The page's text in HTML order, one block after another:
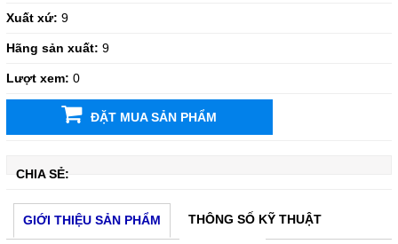
Xuất xứ: 9
Hãng sản xuất: 9
Lượt xem: 0
ĐẶT MUA SẢN PHẨM
CHIA SẺ:
GIỚI THIỆU SẢN PHẨM THÔNG SỐ KỸ THUẬT